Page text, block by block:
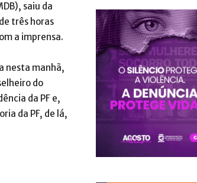
saiu da
três horas
a imprensa.
nesta manhã,
do
da PF e,
da PF, de lá,